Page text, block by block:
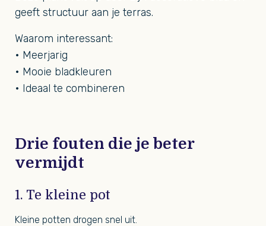
geeft structuur aan je terras.
Waarom interessant:
• Meerjarig
• Mooie bladkleuren
• Ideaal te combineren
Drie fouten die je beter
vermijdt
1. Te kleine pot
Kleine potten drogen snel uit.